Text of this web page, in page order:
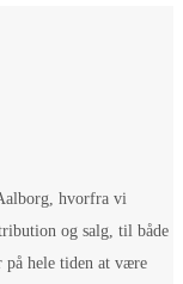
hvorfra vi
og salg, til både
på hele tiden at være